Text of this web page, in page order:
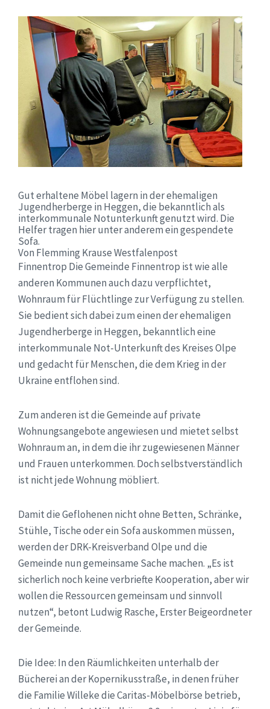
Gut erhaltene Möbel lagern in der ehemaligen
Jugendherberge in Heggen, die bekanntlich als
interkommunale Notunterkunft genutzt wird. Die
Helfer tragen hier unter anderem ein gespendete
Sofa.
Von Flemming Krause Westfalenpost
Finnentrop Die Gemeinde Finnentrop ist wie alle
anderen Kommunen auch dazu verpflichtet,
Wohnraum für Flüchtlinge zur Verfügung zu stellen.
Sie bedient sich dabei zum einen der ehemaligen
Jugendherberge in Heggen, bekanntlich eine
interkommunale Not-Unterkunft des Kreises Olpe
und gedacht für Menschen, die dem Krieg in der
Ukraine entflohen sind.
Zum anderen ist die Gemeinde auf private
Wohnungsangebote angewiesen und mietet selbst
Wohnraum an, in dem die ihr zugewiesenen Männer
und Frauen unterkommen. Doch selbstverständlich
ist nicht jede Wohnung möbliert.
Damit die Geflohenen nicht ohne Betten, Schränke,
Stühle, Tische oder ein Sofa auskommen müssen,
werden der DRK-Kreisverband Olpe und die
Gemeinde nun gemeinsame Sache machen. „Es ist
sicherlich noch keine verbriefte Kooperation, aber wir
wollen die Ressourcen gemeinsam und sinnvoll
nutzen“, betont Ludwig Rasche, Erster Beigeordneter
der Gemeinde.
Die Idee: In den Räumlichkeiten unterhalb der
Bücherei an der Kopernikusstraße, in denen früher
die Familie Willeke die Caritas-Möbelbörse betrieb,